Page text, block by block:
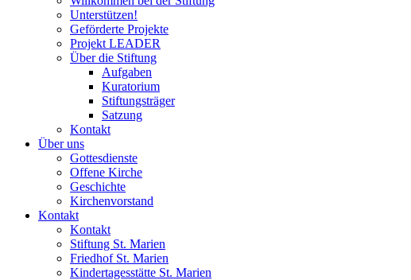
Unterstützen!
Geförderte Projekte
Projekt LEADER
Über die Stiftung
Aufgaben
Kuratorium
Stiftungsträger
Satzung
Kontakt
Über uns
Gottesdienste
Offene Kirche
Geschichte
Kirchenvorstand
Kontakt
Kontakt
Stiftung St. Marien
Friedhof St. Marien
Kindertagesstätte St. Marien